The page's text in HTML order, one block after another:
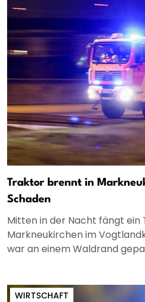
Traktor brennt in
Schaden
Mitten in der Nacht fängt ein
Markneukirchen im
war an einem Waldrand
WIRTSCHAFT